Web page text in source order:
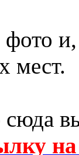
мест.
сюда